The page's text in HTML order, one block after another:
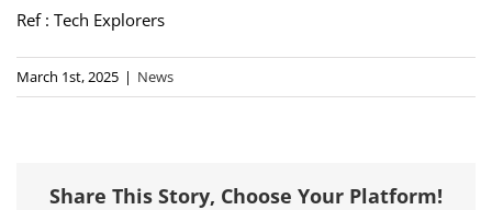
Ref : Tech Explorers
March 1st, 2025 | News
Share This Story, Choose Your Platform!